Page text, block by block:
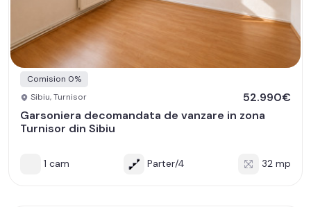
Comision 0%
Sibiu, Turnisor
52.990€
Garsoniera decomandata de vanzare in zona
Turnisor din Sibiu
1 cam Parter/4 32 mp